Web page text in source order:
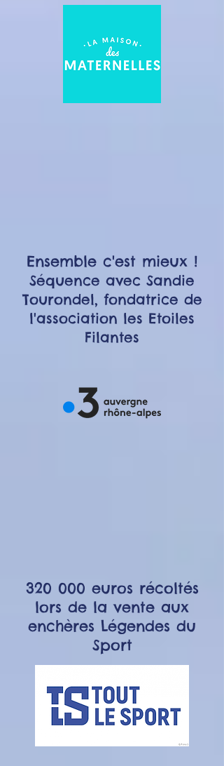
Ensemble c'est mieux !
Séquence avec Sandie
Tourondel, fondatrice de
l'association les Etoiles
Filantes
320 000 euros récoltés
lors de la vente aux
enchères Légendes du
Sport